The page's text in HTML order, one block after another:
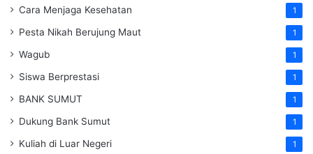
Cara Menjaga Kesehatan 1
Pesta Nikah Berujung Maut 1
Wagub 1
Siswa Berprestasi 1
BANK SUMUT 1
Dukung Bank Sumut 1
Kuliah di Luar Negeri 1